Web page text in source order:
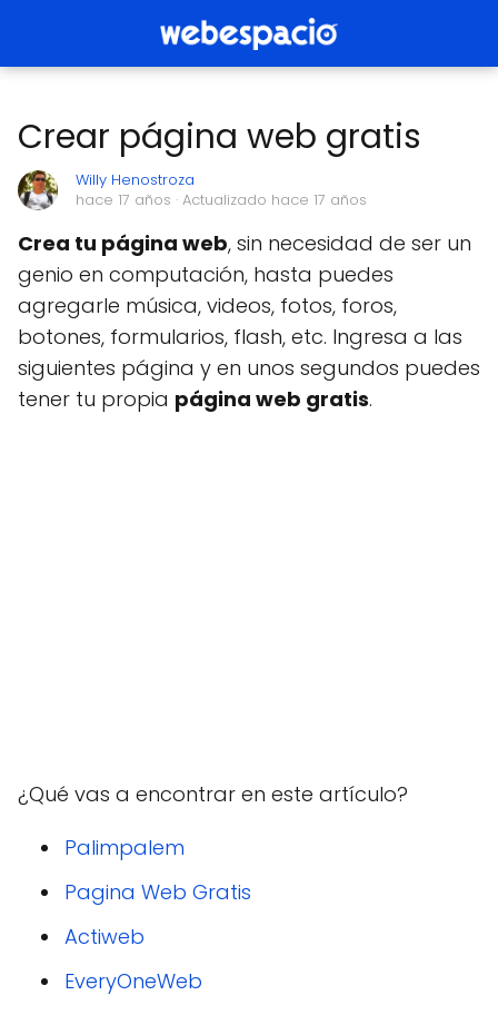
Crear página web gratis
Willy Henostroza
hace 17 años · Actualizado hace 17 años
Crea tu página web, sin necesidad de ser un
genio en computación, hasta puedes
agregarle música, videos, fotos, foros,
botones, formularios, flash, etc. Ingresa a las
siguientes página y en unos segundos puedes
tener tu propia página web gratis.
¿Qué vas a encontrar en este artículo?
Palimpalem
Pagina Web Gratis
Actiweb
EveryOneWeb